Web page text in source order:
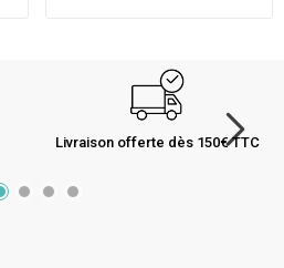
Livraison offerte dès 150€ TTC